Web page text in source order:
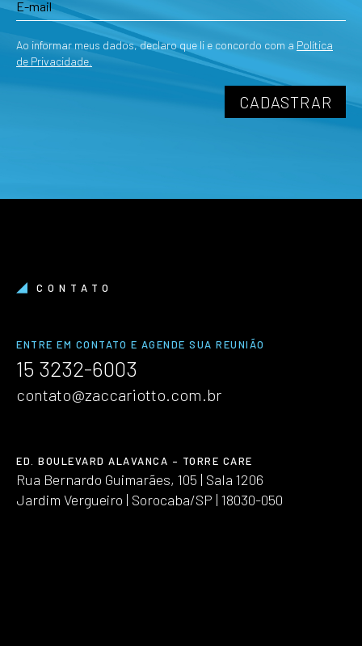
Ao informar meus dados, declaro que li e concordo com a Política
de Privacidade.
CONTATO
ENTRE EM CONTATO E AGENDE SUA REUNIÃO
15 3232-6003
contato@zaccariotto.com.br
ED. BOULEVARD ALAVANCA – TORRE CARE
Rua Bernardo Guimarães, 105 | Sala 1206
Jardim Vergueiro | Sorocaba/SP | 18030-050